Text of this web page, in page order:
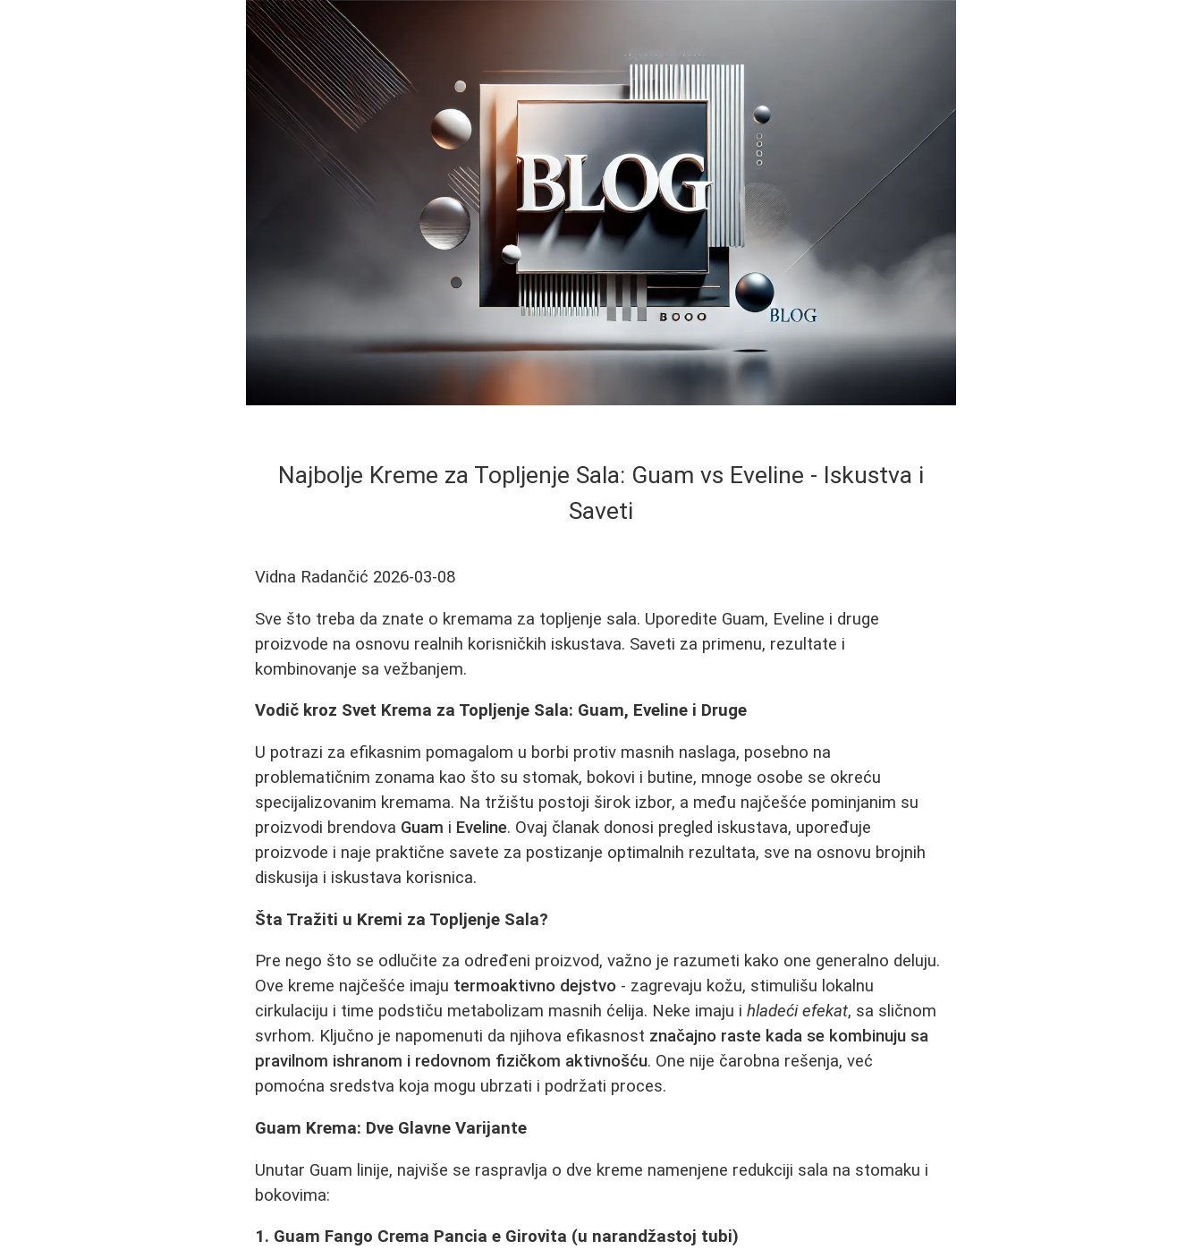
Najbolje Kreme za Topljenje Sala: Guam vs Eveline - Iskustva i
Saveti
Vidna Radančić 2026-03-08
Sve što treba da znate o kremama za topljenje sala. Uporedite Guam, Eveline i druge
proizvode na osnovu realnih korisničkih iskustava. Saveti za primenu, rezultate i
kombinovanje sa vežbanjem.
Vodič kroz Svet Krema za Topljenje Sala: Guam, Eveline i Druge
U potrazi za efikasnim pomagalom u borbi protiv masnih naslaga, posebno na
problematičnim zonama kao što su stomak, bokovi i butine, mnoge osobe se okreću
specijalizovanim kremama. Na tržištu postoji širok izbor, a među najčešće pominjanim su
proizvodi brendova Guam i Eveline. Ovaj članak donosi pregled iskustava, upoređuje
proizvode i naje praktične savete za postizanje optimalnih rezultata, sve na osnovu brojnih
diskusija i iskustava korisnica.
Šta Tražiti u Kremi za Topljenje Sala?
Pre nego što se odlučite za određeni proizvod, važno je razumeti kako one generalno deluju.
Ove kreme najčešće imaju termoaktivno dejstvo - zagrevaju kožu, stimulišu lokalnu
cirkulaciju i time podstiču metabolizam masnih ćelija. Neke imaju ihladeći efekat, sa sličnom
svrhom. Ključno je napomenuti da njihova efikasnost značajno raste kada se kombinuju sa
pravilnom ishranom i redovnom fizičkom aktivnošću. One nije čarobna rešenja, već
pomoćna sredstva koja mogu ubrzati i podržati proces.
Guam Krema: Dve Glavne Varijante
Unutar Guam linije, najviše se raspravlja o dve kreme namenjene redukciji sala na stomaku i
bokovima:
1. Guam Fango Crema Pancia e Girovita (u narandžastoj tubi)